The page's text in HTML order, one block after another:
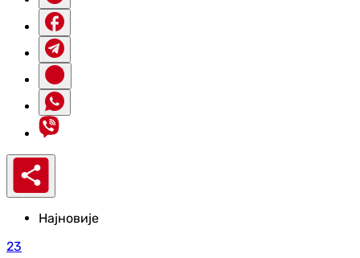
Најновије
23